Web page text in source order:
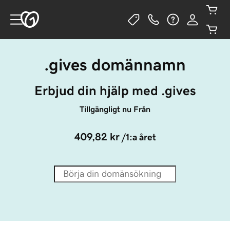
.gives domännamn
Erbjud din hjälp med .gives
Tillgängligt nu Från
409,82 kr /1:a året